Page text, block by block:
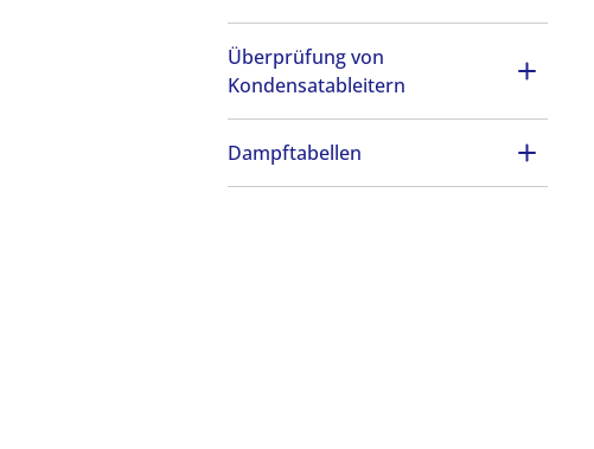
Überprüfung von
Kondensatableitern
Wartungs- und
Überprüfungsrichtlinien
Dampftabellen